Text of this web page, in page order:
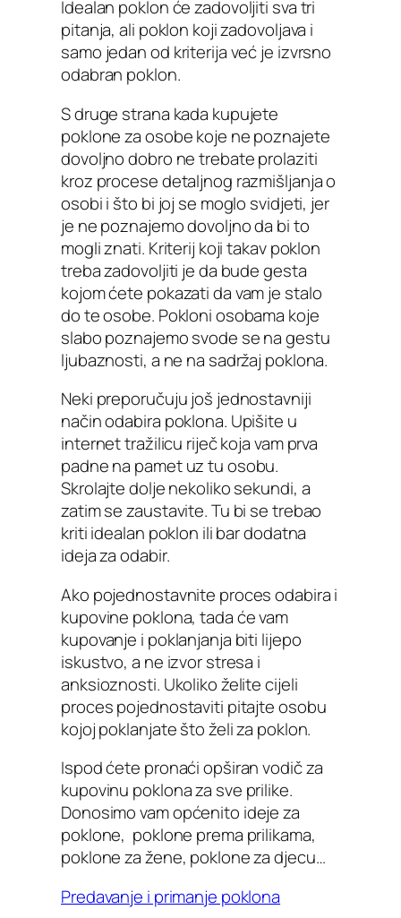
Idealan poklon će zadovoljiti sva tri
pitanja, ali poklon koji zadovoljava i
samo jedan od kriterija već je izvrsno
odabran poklon.
S druge strana kada kupujete
poklone za osobe koje ne poznajete
dovoljno dobro ne trebate prolaziti
kroz procese detaljnog razmišljanja o
osobi i što bi joj se moglo svidjeti, jer
je ne poznajemo dovoljno da bi to
mogli znati. Kriterij koji takav poklon
treba zadovoljiti je da bude gesta
kojom ćete pokazati da vam je stalo
do te osobe. Pokloni osobama koje
slabo poznajemo svode se na gestu
ljubaznosti, a ne na sadržaj poklona.
Neki preporučuju još jednostavniji
način odabira poklona. Upišite u
internet tražilicu riječ koja vam prva
padne na pamet uz tu osobu.
Skrolajte dolje nekoliko sekundi, a
zatim se zaustavite. Tu bi se trebao
kriti idealan poklon ili bar dodatna
ideja za odabir.
Ako pojednostavnite proces odabira i
kupovine poklona, tada će vam
kupovanje i poklanjanja biti lijepo
iskustvo, a ne izvor stresa i
anksioznosti. Ukoliko želite cijeli
proces pojednostaviti pitajte osobu
kojoj poklanjate što želi za poklon.
Ispod ćete pronaći opširan vodič za
kupovinu poklona za sve prilike.
Donosimo vam općenito ideje za
poklone, poklone prema prilikama,
poklone za žene, poklone za djecu…
Predavanje i primanje poklona